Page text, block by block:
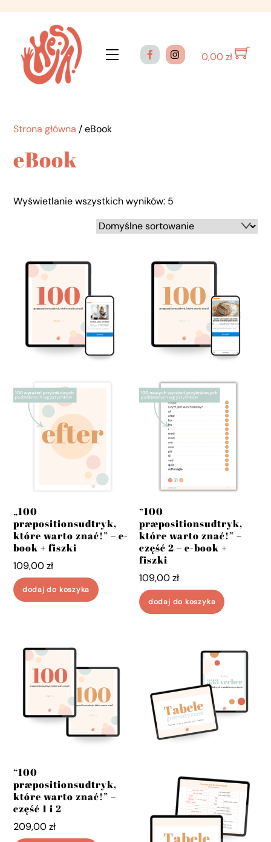
content
Menu
0,00zł
Strona główna / eBook
eBook
Wyświetlanie wszystkich wyników: 5
„100
præpositionsudtryk,
które warto znać!” – e-
book + fiszki
109,00zł
dodaj do koszyka
“100
præpositionsudtryk,
które warto znać!” –
część 2 – e-book +
fiszki
109,00zł
dodaj do koszyka
“100
præpositionsudtryk,
które warto znać!” –
część 1 i 2
209,00zł